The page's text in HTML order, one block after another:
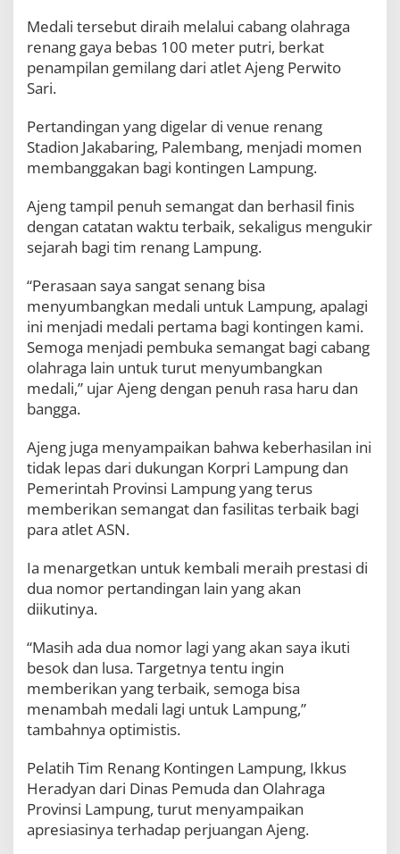
n
t
u
k
m
p
n
d
i
P
o
n
a
s
K
o
r
p
V
I
I
P
a
l
m
b
a
Medali tersebut diraih melalui cabang olahraga
renang gaya bebas 100 meter putri, berkat
penampilan gemilang dari atlet Ajeng Perwito
Sari.
Pertandingan yang digelar di venue renang
Stadion Jakabaring, Palembang, menjadi momen
membanggakan bagi kontingen Lampung.
Ajeng tampil penuh semangat dan berhasil finis
dengan catatan waktu terbaik, sekaligus mengukir
sejarah bagi tim renang Lampung.
“Perasaan saya sangat senang bisa
menyumbangkan medali untuk Lampung, apalagi
ini menjadi medali pertama bagi kontingen kami.
Semoga menjadi pembuka semangat bagi cabang
olahraga lain untuk turut menyumbangkan
medali,” ujar Ajeng dengan penuh rasa haru dan
bangga.
Ajeng juga menyampaikan bahwa keberhasilan ini
tidak lepas dari dukungan Korpri Lampung dan
Pemerintah Provinsi Lampung yang terus
memberikan semangat dan fasilitas terbaik bagi
para atlet ASN.
Ia menargetkan untuk kembali meraih prestasi di
dua nomor pertandingan lain yang akan
diikutinya.
“Masih ada dua nomor lagi yang akan saya ikuti
besok dan lusa. Targetnya tentu ingin
memberikan yang terbaik, semoga bisa
menambah medali lagi untuk Lampung,”
tambahnya optimistis.
Pelatih Tim Renang Kontingen Lampung, Ikkus
Heradyan dari Dinas Pemuda dan Olahraga
Provinsi Lampung, turut menyampaikan
apresiasinya terhadap perjuangan Ajeng.